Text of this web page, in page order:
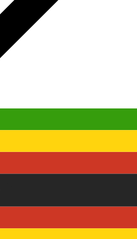
du Zimbabwe
est la monnaie du Zimbabwe.
est ZWL
vous trouverez les tarifs
convertisseur de devises.
(ZWL) a été suspendu